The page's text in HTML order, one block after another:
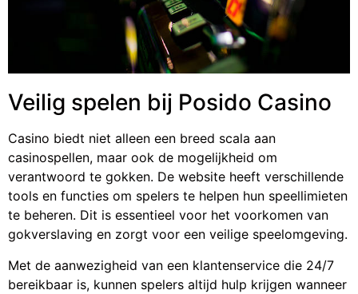
Veilig spelen bij Posido Casino
Casino biedt niet alleen een breed scala aan
casinospellen, maar ook de mogelijkheid om
verantwoord te gokken. De website heeft verschillende
tools en functies om spelers te helpen hun speellimieten
te beheren. Dit is essentieel voor het voorkomen van
gokverslaving en zorgt voor een veilige speelomgeving.
Met de aanwezigheid van een klantenservice die 24/7
bereikbaar is, kunnen spelers altijd hulp krijgen wanneer